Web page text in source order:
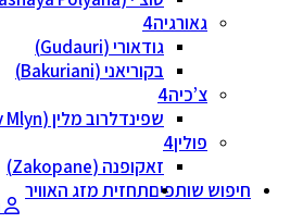
גאורגיה
גודאורי (Gudauri)
בקוריאני (Bakuriani)
צ’כיה
שפינדלרוב מלין (Spindleruv Mlyn)
פולין
זאקופנה (Zakopane)
חיפוש שותפיםתחזית מזג האוויר